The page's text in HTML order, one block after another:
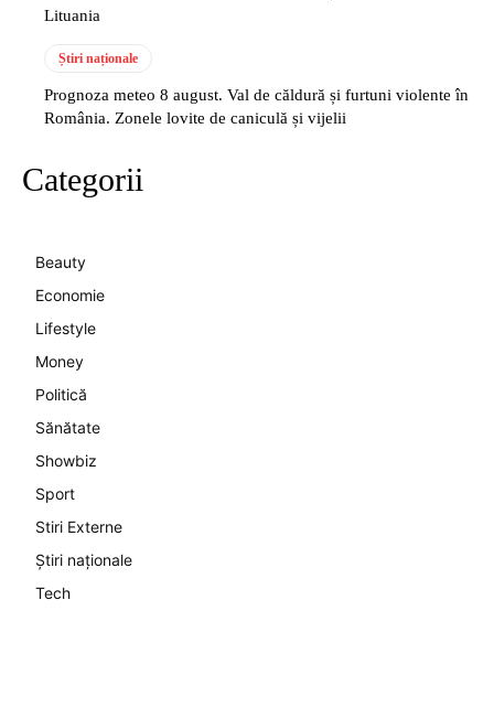
Lituania
Știri naționale
Prognoza meteo 8 august. Val de căldură și furtuni violente în
România. Zonele lovite de caniculă și vijelii
Categorii
Beauty
Economie
Lifestyle
Money
Politică
Sănătate
Showbiz
Sport
Stiri Externe
Știri naționale
Tech